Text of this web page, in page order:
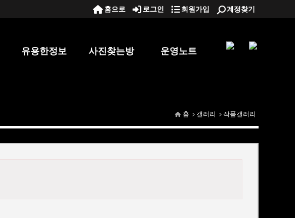
로그인 회원가입 계정찾기
홈으로
유용한정보 사진찾는방 운영노트
홈 갤러리 작품갤러리